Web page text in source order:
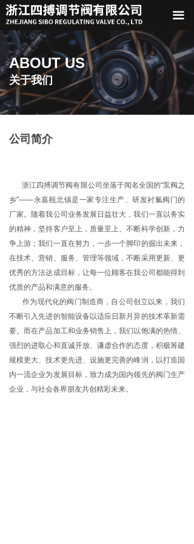
끀
ABOUT US
关于我们
公司简介
浙江四搏调节阀有限公司坐落于闻名全国的“泵阀之
乡”——永嘉瓯北镇是一家专注生产、研发衬氟阀门的
厂家。随着我公司业务发展日益壮大，我们一直以务实
的精神，坚持客户至上，质量至上、不断科学创新，力
争上游；我们一直在努力，一步一个脚印的掘出未来，
在技术、营销、服务、管理等领域，不断采用更新、更
优秀的方法达成目标，让每一位顾客在我公司都能得到
优质的产品和满意的服务。
作为现代化的阀门制造商，自公司创立以来，我们
不断引入先进的智能设备以适应日新月异的技术革新需
要。而在产品加工和业务销售上，我们以饱满的热情、
强烈的进取心和直诚开放、谦虚合作的态度，积极筹建
规模更大、技术更先进、设施更完善的峰润，以打造国
内一流企业为发展目标，致力成为国内领先的阀门生产
企业，与社会各界朋友共创精彩未来。